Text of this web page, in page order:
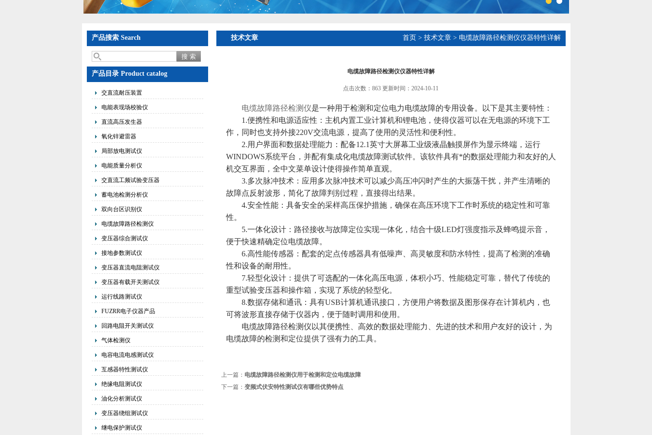
产品搜索 Search
产品目录 Product catalog
交直流耐压装置
电能表现场校验仪
直流高压发生器
氧化锌避雷器
局部放电测试仪
电能质量分析仪
交直流工频试验变压器
蓄电池检测分析仪
双向台区识别仪
电缆故障路径检测仪
变压器综合测试仪
接地参数测试仪
变压器直流电阻测试仪
变压器有载开关测试仪
运行线路测试仪
FUZRR电子仪器产品
回路电阻开关测试仪
气体检测仪
电容电流电感测试仪
互感器特性测试仪
绝缘电阻测试仪
油化分析测试仪
变压器绕组测试仪
继电保护测试仪
技术文章 首页 > 技术文章> 电缆故障路径检测仪仪器特性详解
电缆故障路径检测仪仪器特性详解
点击次数：863 更新时间：2024-10-11
电缆故障路径检测仪是一种用于检测和定位电力电缆故障的专用设备。以下是其主要特性：
1.便携性和电源适应性：主机内置工业计算机和锂电池，使得仪器可以在无电源的环境下工
作，同时也支持外接220V交流电源，提高了使用的灵活性和便利性。
2.用户界面和数据处理能力：配备12.1英寸大屏幕工业级液晶触摸屏作为显示终端，运行
WINDOWS系统平台，并配有集成化电缆故障测试软件。该软件具有*的数据处理能力和友好的人
机交互界面，全中文菜单设计使得操作简单直观。
3.多次脉冲技术：应用多次脉冲技术可以减少高压冲闪时产生的大振荡干扰，并产生清晰的
故障点反射波形，简化了故障判别过程，直接得出结果。
4.安全性能：具备安全的采样高压保护措施，确保在高压环境下工作时系统的稳定性和可靠
性。
5.一体化设计：路径接收与故障定位实现一体化，结合十级LED灯强度指示及蜂鸣提示音，
便于快速精确定位电缆故障。
6.高性能传感器：配套的定点传感器具有低噪声、高灵敏度和防水特性，提高了检测的准确
性和设备的耐用性。
7.轻型化设计：提供了可选配的一体化高压电源，体积小巧、性能稳定可靠，替代了传统的
重型试验变压器和操作箱，实现了系统的轻型化。
8.数据存储和通讯：具有USB计算机通讯接口，方便用户将数据及图形保存在计算机内，也
可将波形直接存储于仪器内，便于随时调用和使用。
电缆故障路径检测仪以其便携性、高效的数据处理能力、先进的技术和用户友好的设计，为
电缆故障的检测和定位提供了强有力的工具。
上一篇： 电缆故障路径检测仪用于检测和定位电缆故障
下一篇： 变频式伏安特性测试仪有哪些优势特点